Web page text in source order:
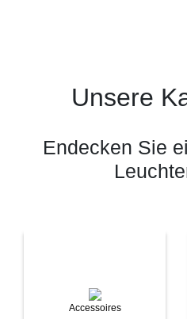
Unsere
Endecken Sie
Accessoires